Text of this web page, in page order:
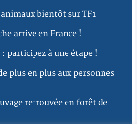
animaux bientôt sur TF1
arrive en France !
: participez à une étape !
plus en plus aux personnes
retrouvée en forêt de